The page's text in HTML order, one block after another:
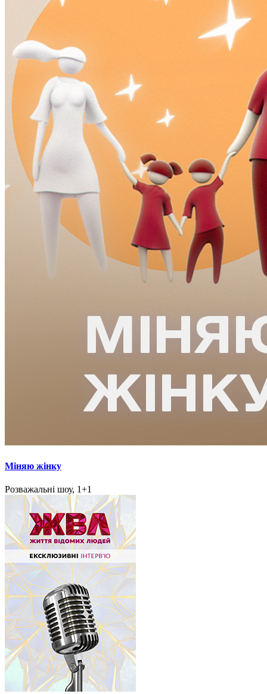
Міняю жінку
Розважальні шоу, 1+1